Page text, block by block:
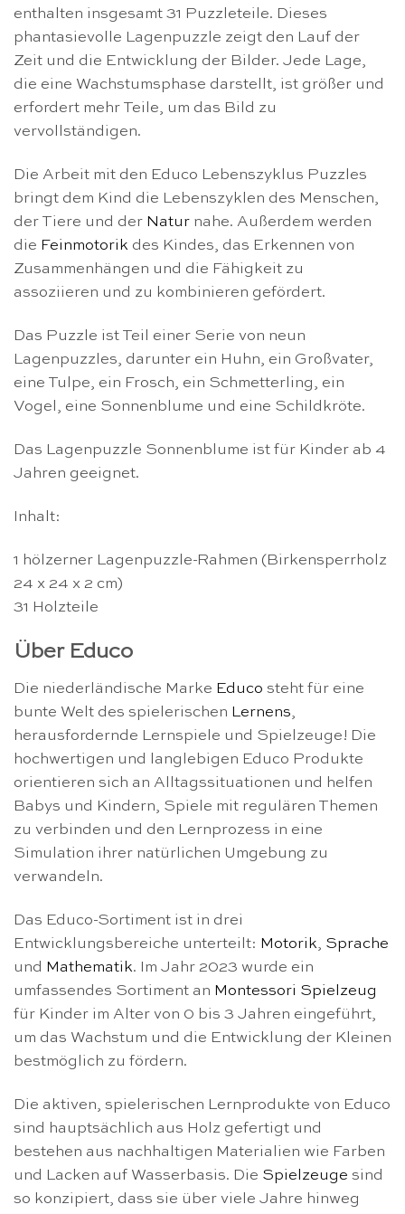
enthalten insgesamt 31 Puzzleteile. Dieses
phantasievolle Lagenpuzzle zeigt den Lauf der
Zeit und die Entwicklung der Bilder. Jede Lage,
die eine Wachstumsphase darstellt, ist größer und
erfordert mehr Teile, um das Bild zu
vervollständigen.
Die Arbeit mit den Educo Lebenszyklus Puzzles
bringt dem Kind die Lebenszyklen des Menschen,
der Tiere und der Natur nahe. Außerdem werden
die Feinmotorik des Kindes, das Erkennen von
Zusammenhängen und die Fähigkeit zu
assoziieren und zu kombinieren gefördert.
Das Puzzle ist Teil einer Serie von neun
Lagenpuzzles, darunter ein Huhn, ein Großvater,
eine Tulpe, ein Frosch, ein Schmetterling, ein
Vogel, eine Sonnenblume und eine Schildkröte.
Das Lagenpuzzle Sonnenblume ist für Kinder ab 4
Jahren geeignet.
Inhalt:
1 hölzerner Lagenpuzzle-Rahmen (Birkensperrholz
24 x 24 x 2 cm)
31 Holzteile
Über Educo
Die niederländische Marke Educo steht für eine
bunte Welt des spielerischen Lernens,
herausfordernde Lernspiele und Spielzeuge! Die
hochwertigen und langlebigen Educo Produkte
orientieren sich an Alltagssituationen und helfen
Babys und Kindern, Spiele mit regulären Themen
zu verbinden und den Lernprozess in eine
Simulation ihrer natürlichen Umgebung zu
verwandeln.
Das Educo-Sortiment ist in drei
Entwicklungsbereiche unterteilt: Motorik, Sprache
und Mathematik. Im Jahr 2023 wurde ein
umfassendes Sortiment an Montessori Spielzeug
für Kinder im Alter von 0 bis 3 Jahren eingeführt,
um das Wachstum und die Entwicklung der Kleinen
bestmöglich zu fördern.
Die aktiven, spielerischen Lernprodukte von Educo
sind hauptsächlich aus Holz gefertigt und
bestehen aus nachhaltigen Materialien wie Farben
und Lacken auf Wasserbasis. Die Spielzeuge sind
so konzipiert, dass sie über viele Jahre hinweg